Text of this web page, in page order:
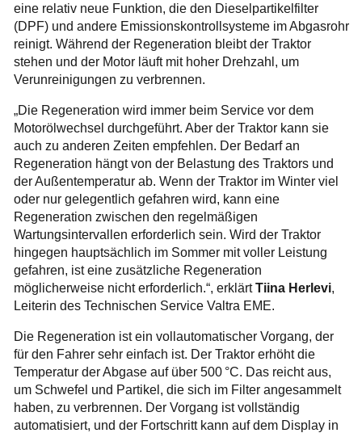
eine relativ neue Funktion, die den Dieselpartikelfilter
(DPF) und andere Emissionskontrollsysteme im Abgasrohr
reinigt. Während der Regeneration bleibt der Traktor
stehen und der Motor läuft mit hoher Drehzahl, um
Verunreinigungen zu verbrennen.
„Die Regeneration wird immer beim Service vor dem
Motorölwechsel durchgeführt. Aber der Traktor kann sie
auch zu anderen Zeiten empfehlen. Der Bedarf an
Regeneration hängt von der Belastung des Traktors und
der Außentemperatur ab. Wenn der Traktor im Winter viel
oder nur gelegentlich gefahren wird, kann eine
Regeneration zwischen den regelmäßigen
Wartungsintervallen erforderlich sein. Wird der Traktor
hingegen hauptsächlich im Sommer mit voller Leistung
gefahren, ist eine zusätzliche Regeneration
möglicherweise nicht erforderlich.“, erklärtTiina Herlevi,
Leiterin des Technischen Service Valtra EME.
Die Regeneration ist ein vollautomatischer Vorgang, der
für den Fahrer sehr einfach ist. Der Traktor erhöht die
Temperatur der Abgase auf über 500 °C. Das reicht aus,
um Schwefel und Partikel, die sich im Filter angesammelt
haben, zu verbrennen. Der Vorgang ist vollständig
automatisiert, und der Fortschritt kann auf dem Display in